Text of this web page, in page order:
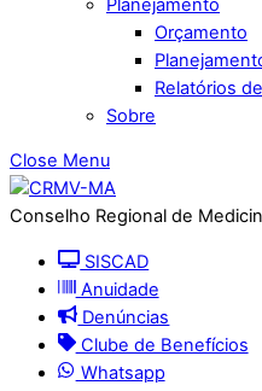
Orçamento
Relatórios
Sobre
Close Menu
Conselho Regional de
SISCAD
Anuidade
Denúncias
Clube de Benefícios
Whatsapp